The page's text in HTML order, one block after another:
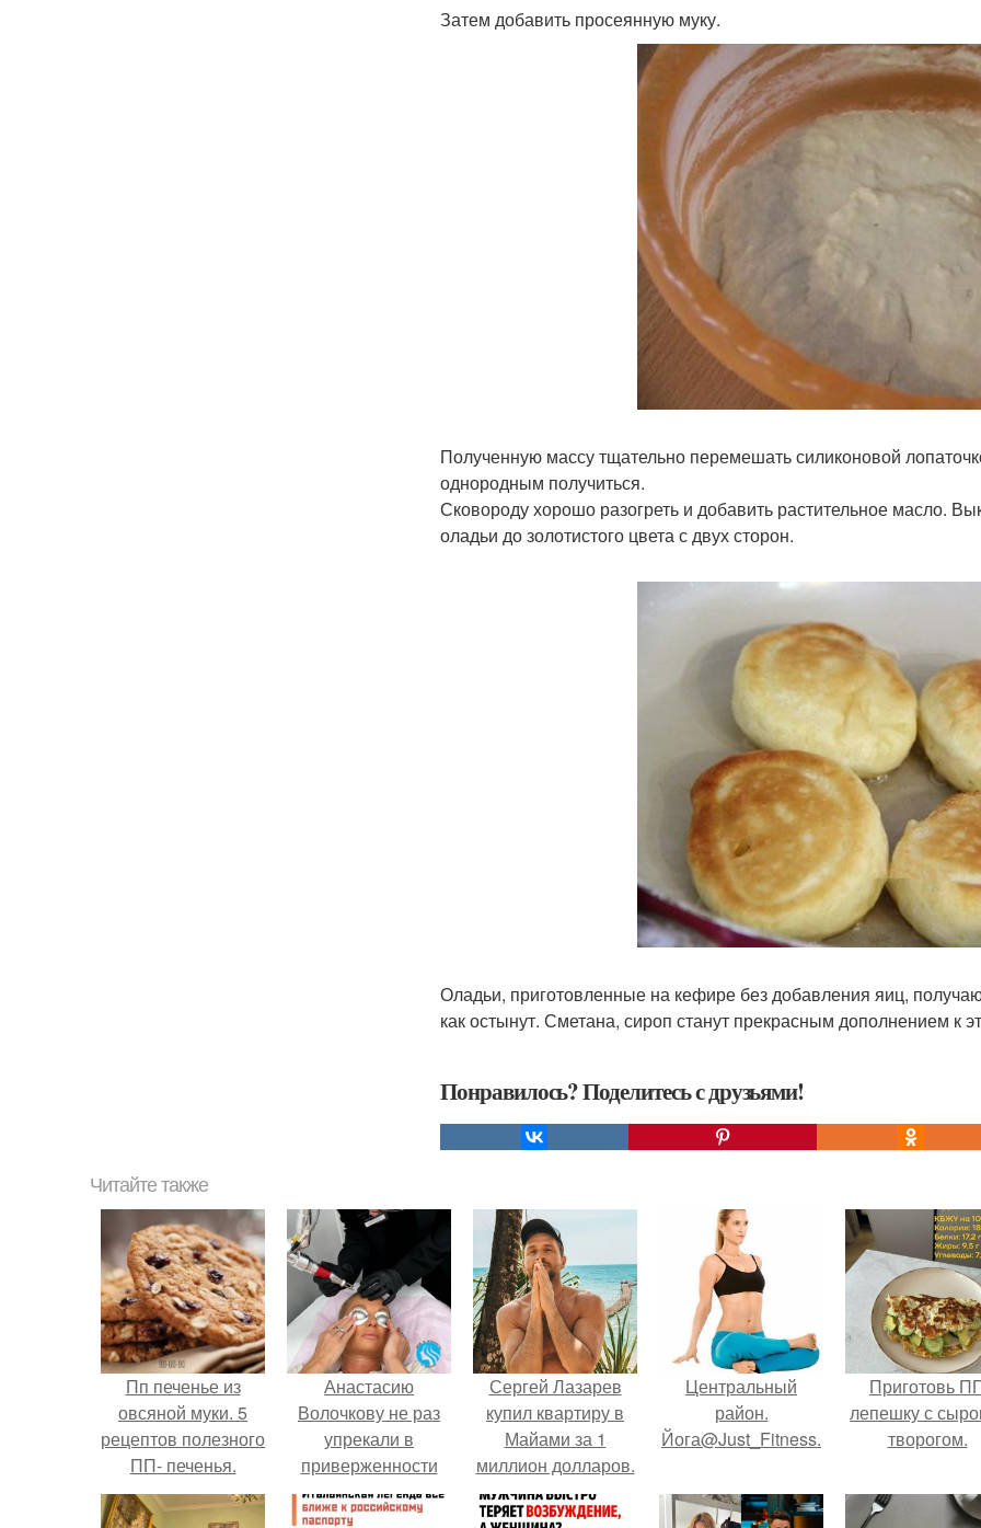
Затем добавить просеянную муку.
Полученную массу тщательно перемешать силиконовой
однородным получиться.
Сковороду хорошо разогреть и добавить растительное масло.
оладьи до золотистого цвета с двух сторон.
Оладьи, приготовленные на кефире без добавления яиц,
как остынут. Сметана, сироп станут прекрасным дополнением к
Понравилось? Поделитесь с друзьями!
Читайте также
Пп печенье из
овсяной муки. 5
рецептов полезного
ПП- печенья.
Анастасию
Волочкову не раз
упрекали в
приверженности
устаревшим бьюти -
процедурам.
Сергей Лазарев
купил квартиру в
Майами за 1
миллион долларов.
Центральный
район.
Йога@Just_Fitness.
Приготовь
лепешку с
творогом.